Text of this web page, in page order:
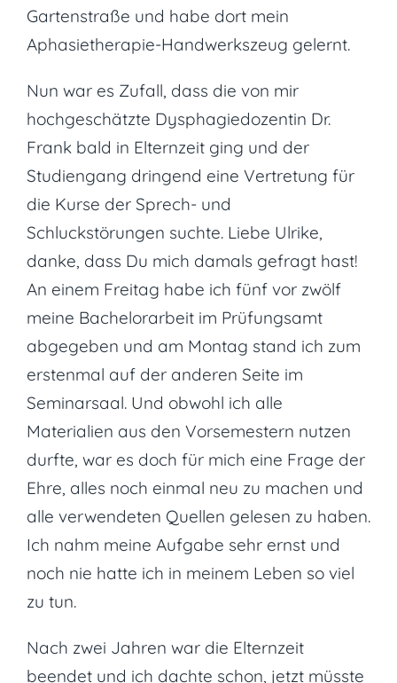
Gartenstraße und habe dort mein
Aphasietherapie-Handwerkszeug gelernt.
Nun war es Zufall, dass die von mir
hochgeschätzte Dysphagiedozentin Dr.
Frank bald in Elternzeit ging und der
Studiengang dringend eine Vertretung für
die Kurse der Sprech- und
Schluckstörungen suchte. Liebe Ulrike,
danke, dass Du mich damals gefragt hast!
An einem Freitag habe ich fünf vor zwölf
meine Bachelorarbeit im Prüfungsamt
abgegeben und am Montag stand ich zum
erstenmal auf der anderen Seite im
Seminarsaal. Und obwohl ich alle
Materialien aus den Vorsemestern nutzen
durfte, war es doch für mich eine Frage der
Ehre, alles noch einmal neu zu machen und
alle verwendeten Quellen gelesen zu haben.
Ich nahm meine Aufgabe sehr ernst und
noch nie hatte ich in meinem Leben so viel
zu tun.
Nach zwei Jahren war die Elternzeit
beendet und ich dachte schon, jetzt müsste